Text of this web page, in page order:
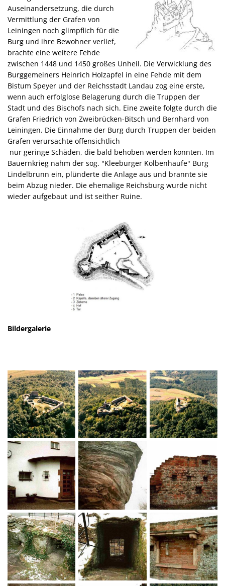
Auseinandersetzung, die durch
Vermittlung der Grafen von
Leiningen noch glimpflich für die
Burg und ihre Bewohner verlief,
brachte eine weitere Fehde
zwischen 1448 und 1450 großes Unheil. Die Verwicklung des
Burggemeiners Heinrich Holzapfel in eine Fehde mit dem
Bistum Speyer und der Reichsstadt Landau zog eine erste,
wenn auch erfolglose Belagerung durch die Truppen der
Stadt und des Bischofs nach sich. Eine zweite folgte durch die
Grafen Friedrich von Zweibrücken-Bitsch und Bernhard von
Leiningen. Die Einnahme der Burg durch Truppen der beiden
Grafen verursachte offensichtlich
nur geringe Schäden, die bald behoben werden konnten. Im
Bauernkrieg nahm der sog. "Kleeburger Kolbenhaufe" Burg
Lindelbrunn ein, plünderte die Anlage aus und brannte sie
beim Abzug nieder. Die ehemalige Reichsburg wurde nicht
wieder aufgebaut und ist seither Ruine.
Bildergalerie